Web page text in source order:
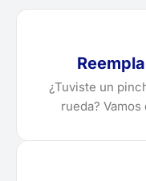
¿Tuviste un
rueda?